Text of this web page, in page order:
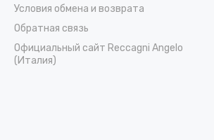
Условия обмена и возврата
Обратная связь
Официальный сайт Reccagni Angelo
(Италия)